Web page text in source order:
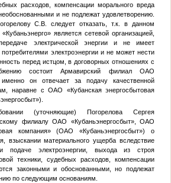
расходов, компенсации морального вреда
и не подлежат удовлетворению.
С.В. следует отказать, т.к. в данном
является сетевой организацией,
электрической энергии и не имеет
электроэнергии и не может нести
перед истцом, в договорных отношениях с
состоит Армавирский филиал ОАО
именно он отвечает за подачу качественной
наравне с ОАО «Кубанская энергосбытовая
(уточняющие) Погорелова Сергея
филиалу ОАО «Кубаньэнергосбыт», ОАО
компания» (ОАО «Кубаньэнергосбыт») о
взыскании материального ущерба вследствие
подаче электроэнергии, выхода из строя
техники, судебных расходов, компенсации
законными и обоснованными, но подлежат
по следующим основаниям.